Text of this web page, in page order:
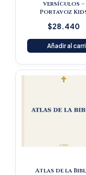
versículos –
Portavoz
$28.440
Añadir al
Atlas de la